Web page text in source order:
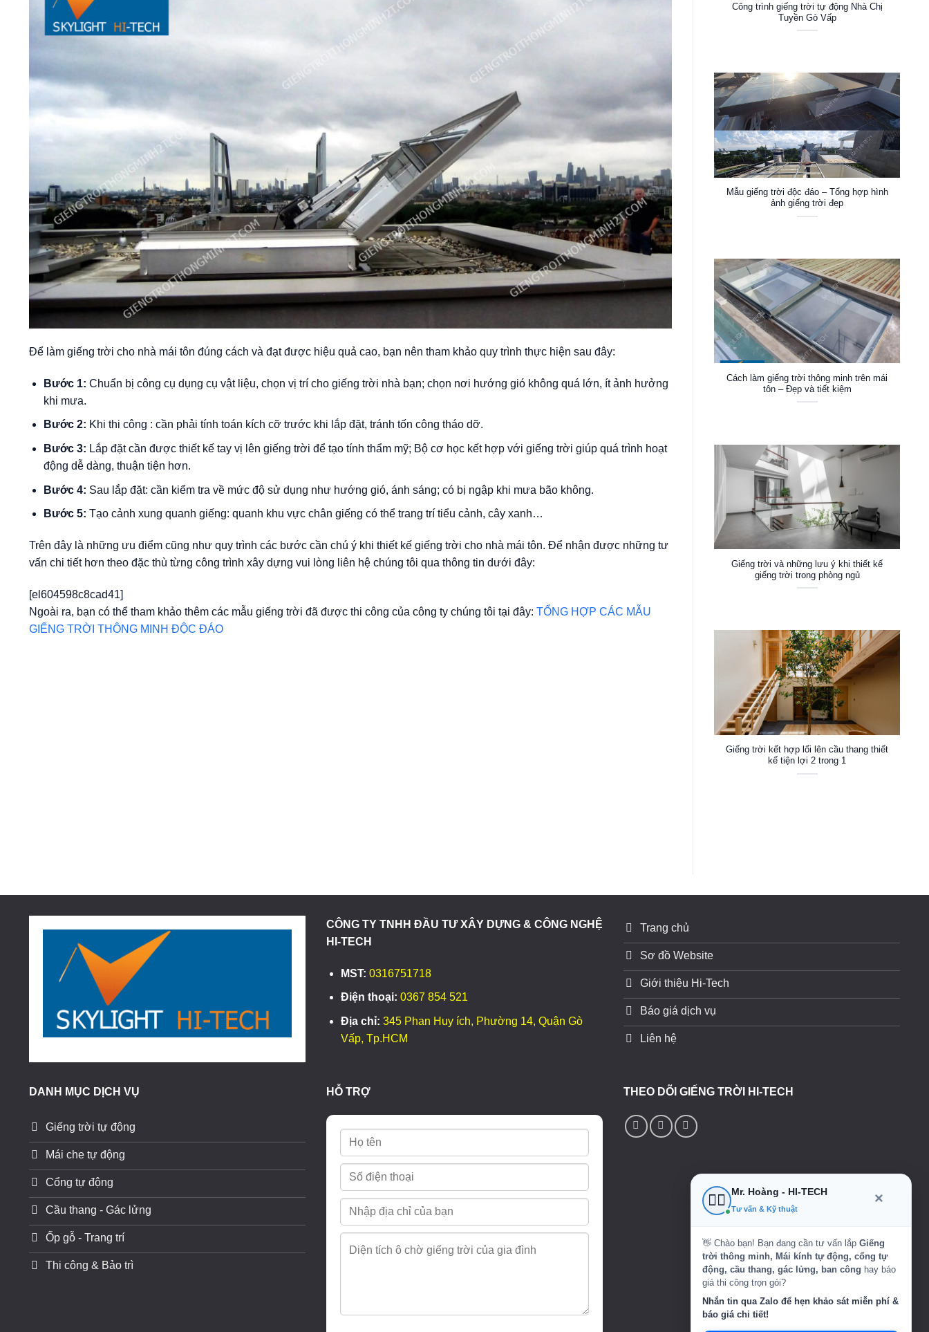
Để làm giếng trời cho nhà mái tôn đúng cách và đạt được hiệu quả cao, bạn nên tham khảo quy trình thực hiện sau đây:
Bước 1: Chuẩn bị công cụ dụng cụ vật liệu, chọn vị trí cho giếng trời nhà bạn; chọn nơi hướng gió không quá lớn, ít ảnh hưởng
khi mưa.
Bước 2: Khi thi công : cần phải tính toán kích cỡ trước khi lắp đặt, tránh tốn công tháo dỡ.
Bước 3: Lắp đặt cần được thiết kế tay vị lên giếng trời để tạo tính thẩm mỹ; Bộ cơ học kết hợp với giếng trời giúp quá trình hoạt
động dễ dàng, thuận tiện hơn.
Bước 4: Sau lắp đặt: cần kiểm tra về mức độ sử dụng như hướng gió, ánh sáng; có bị ngập khi mưa bão không.
Bước 5: Tạo cảnh xung quanh giếng: quanh khu vực chân giếng có thể trang trí tiểu cảnh, cây xanh…
Trên đây là những ưu điểm cũng như quy trình các bước cần chú ý khi thiết kế giếng trời cho nhà mái tôn. Để nhận được những tư
vấn chi tiết hơn theo đặc thù từng công trình xây dựng vui lòng liên hệ chúng tôi qua thông tin dưới đây:
[el604598c8cad41]
Ngoài ra, bạn có thể tham khảo thêm các mẫu giếng trời đã được thi công của công ty chúng tôi tại đây: TỔNG HỢP CÁC MẪU
GIẾNG TRỜI THÔNG MINH ĐỘC ĐÁO
Công trình giếng trời tự động Nhà Chị
Tuyền Gò Vấp
Mẫu giếng trời độc đáo – Tổng hợp hình
ảnh giếng trời đẹp
Cách làm giếng trời thông minh trên mái
tôn – Đẹp và tiết kiệm
Giếng trời và những lưu ý khi thiết kế
giếng trời trong phòng ngủ
Giếng trời kết hợp lối lên cầu thang thiết
kế tiện lợi 2 trong 1
CÔNG TY TNHH ĐẦU TƯ XÂY DỰNG & CÔNG NGHỆ
HI-TECH
MST: 0316751718
Điện thoại: 0367 854 521
Địa chỉ: 345 Phan Huy ích, Phường 14, Quận Gò
Vấp, Tp.HCM
Trang chủ
Sơ đồ Website
Giới thiệu Hi-Tech
Báo giá dịch vụ
Liên hệ
DANH MỤC DỊCH VỤ
Giếng trời tự động
Mái che tự động
Cổng tự động
Cầu thang - Gác lửng
Ốp gỗ - Trang trí
Thi công & Bảo trì
HỖ TRỢ THEO DÕI GIẾNG TRỜI HI-TECH
×
👷‍♂️ Mr. Hoàng - HI-TECH
Tư vấn & Kỹ thuật
👋 Chào bạn! Bạn đang cần tư vấn lắp Giếng
trời thông minh, Mái kính tự động, cổng tự
động, cầu thang, gác lửng, ban công hay báo
giá thi công trọn gói?
Nhắn tin qua Zalo để hẹn khảo sát miễn phí &
báo giá chi tiết!